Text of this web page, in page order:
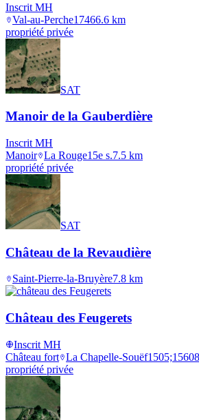
Inscrit MH
Val-au-Perche17466.6 km
propriété privée
SAT
Manoir de la Gauberdière
Inscrit MH
Manoir La Rouge15e s.7.5 km
propriété privée
SAT
Château de la Revaudière
Saint-Pierre-la-Bruyère7.8 km
Château des Feugerets
Inscrit MH
Château fort La Chapelle-Souëf1505;1560
propriété privée